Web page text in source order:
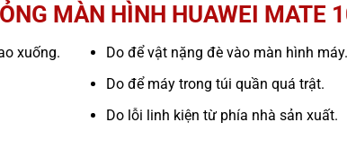
MÀN HÌNH HUAWEI MATE
xuống.
Do để vật nặng đè vào màn hình máy.
Do để máy trong túi quần quá trật.
Do lỗi linh kiện từ phía nhà sản xuất.